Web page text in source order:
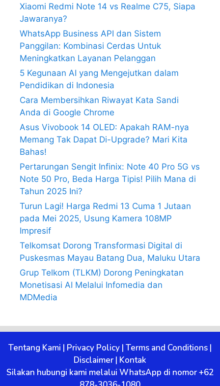
Xiaomi Redmi Note 14 vs Realme C75, Siapa
Jawaranya?
WhatsApp Business API dan Sistem
Panggilan: Kombinasi Cerdas Untuk
Meningkatkan Layanan Pelanggan
5 Kegunaan AI yang Mengejutkan dalam
Pendidikan di Indonesia
Cara Membersihkan Riwayat Kata Sandi
Anda di Google Chrome
Asus Vivobook 14 OLED: Apakah RAM-nya
Memang Tak Dapat Di-Upgrade? Mari Kita
Bahas!
Pertarungan Sengit Infinix: Note 40 Pro 5G vs
Note 50 Pro, Beda Harga Tipis! Pilih Mana di
Tahun 2025 Ini?
Turun Lagi! Harga Redmi 13 Cuma 1 Jutaan
pada Mei 2025, Usung Kamera 108MP
Impresif
Telkomsat Dorong Transformasi Digital di
Puskesmas Mayau Batang Dua, Maluku Utara
Grup Telkom (TLKM) Dorong Peningkatan
Monetisasi AI Melalui Infomedia dan
MDMedia
Tentang Kami | Privacy Policy | Terms and Conditions |
Disclaimer | Kontak
Silakan hubungi kami melalui WhatsApp di nomor +62